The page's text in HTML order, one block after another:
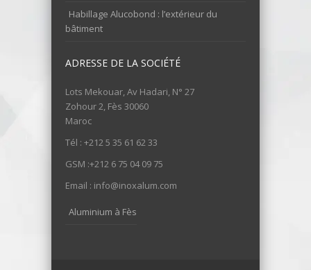
Habillage Alucobond : l’extérieur du
bâtiment
ADRESSE DE LA SOCIÉTÉ
Lots Mekouar, Av Hadari, N° 27
Zohour 2, Fès 30060
Maroc
Tél : +212 5 35 61 62 33
GSM :+212 6 75 04 09 75
Email : info@inoxalum.com
Aluminium à Fès